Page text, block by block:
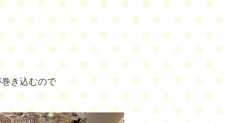
き込むので